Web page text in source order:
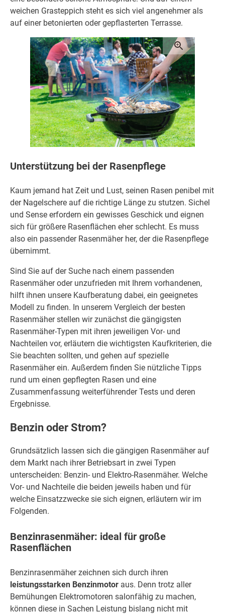
weichen Grasteppich steht es sich viel angenehmer als
auf einer betonierten oder gepflasterten Terrasse.
Unterstützung bei der Rasenpflege
Kaum jemand hat Zeit und Lust, seinen Rasen penibel mit
der Nagelschere auf die richtige Länge zu stutzen. Sichel
und Sense erfordern ein gewisses Geschick und eignen
sich für größere Rasenflächen eher schlecht. Es muss
also ein passender Rasenmäher her, der die Rasenpflege
übernimmt.
Sind Sie auf der Suche nach einem passenden
Rasenmäher oder unzufrieden mit Ihrem vorhandenen,
hilft ihnen unsere Kaufberatung dabei, ein geeignetes
Modell zu finden. In unserem Vergleich der besten
Rasenmäher stellen wir zunächst die gängigsten
Rasenmäher-Typen mit ihren jeweiligen Vor- und
Nachteilen vor, erläutern die wichtigsten Kaufkriterien, die
Sie beachten sollten, und gehen auf spezielle
Rasenmäher ein. Außerdem finden Sie nützliche Tipps
rund um einen gepflegten Rasen und eine
Zusammenfassung weiterführender Tests und deren
Ergebnisse.
Benzin oder Strom?
Grundsätzlich lassen sich die gängigen Rasenmäher auf
dem Markt nach ihrer Betriebsart in zwei Typen
unterscheiden: Benzin- und Elektro-Rasenmäher. Welche
Vor- und Nachteile die beiden jeweils haben und für
welche Einsatzzwecke sie sich eignen, erläutern wir im
Folgenden.
Benzinrasenmäher: ideal für große
Rasenflächen
Benzinrasenmäher zeichnen sich durch ihren
leistungsstarken Benzinmotor aus. Denn trotz aller
Bemühungen Elektromotoren salonfähig zu machen,
können diese in Sachen Leistung bislang nicht mit